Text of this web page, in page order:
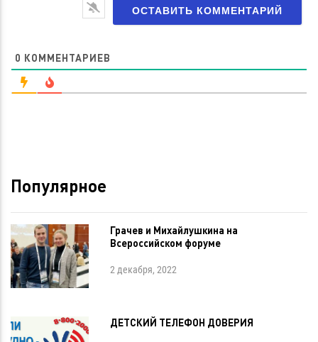
0 КОММЕНТАРИЕВ
Популярное
Грачев и Михайлушкина на
Всероссийском форуме
2 декабря, 2022
ДЕТСКИЙ ТЕЛЕФОН ДОВЕРИЯ